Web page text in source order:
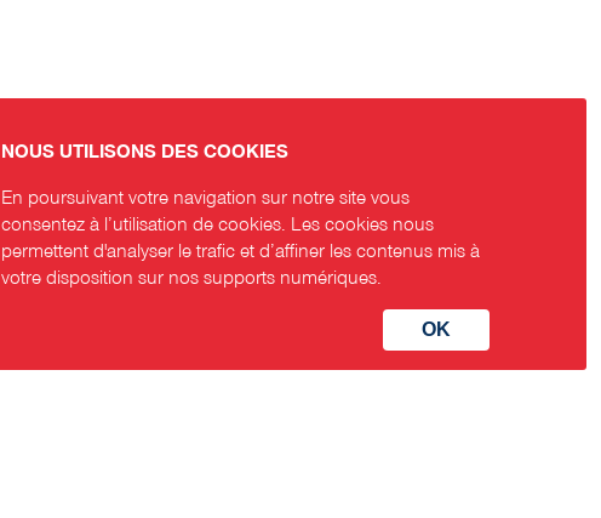
NOUS UTILISONS DES COOKIES
En poursuivant votre navigation sur notre site vous
consentez à l’utilisation de cookies. Les cookies nous
permettent d'analyser le trafic et d’affiner les contenus mis à
votre disposition sur nos supports numériques.